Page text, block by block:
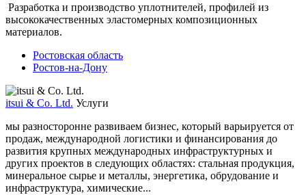
Разработка и производство уплотнителей, профилей из
высококачественных эластомерных композиционных
материалов.
Ростовская область
Ростов-на-Дону
itsui & Co. Ltd. Услуги
мы разносторонне развиваем бизнес, который варьируется от
продаж, международной логистики и финансирования до
развития крупных международных инфраструктурных и
других проектов в следующих областях: стальная продукция,
минеральное сырье и металлы, энергетика, обрудование и
инфраструктура, химические...